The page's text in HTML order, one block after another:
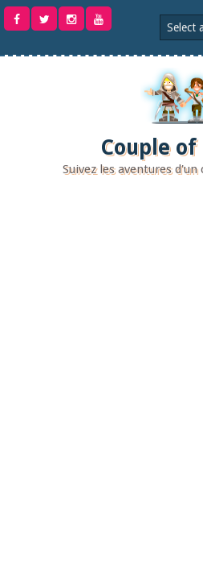
Aller
Couple of
Suivez les aventures